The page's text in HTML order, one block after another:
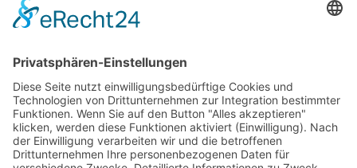
Kontakt
Kontaktieren Sie uns